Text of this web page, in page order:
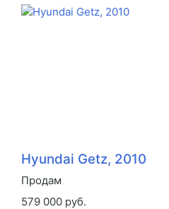
Hyundai Getz, 2010
Продам
579 000 руб.